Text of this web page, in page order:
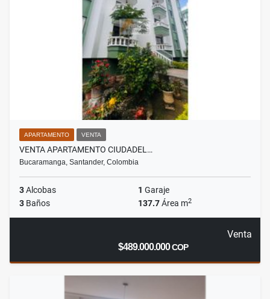
APARTAMENTO VENTA
VENTA APARTAMENTO CIUDADEL…
Bucaramanga, Santander, Colombia
3Alcobas 1 Garaje
3 Baños 137.7Área m2
Venta
$489.000.000COP